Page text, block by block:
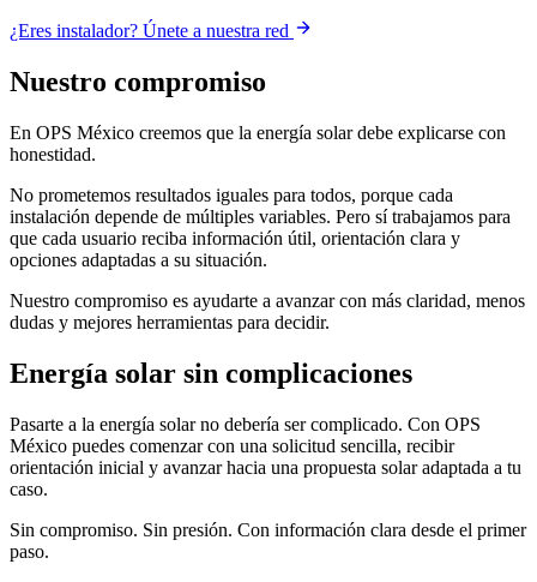
¿Eres instalador? Únete a nuestra red
Nuestro compromiso
En OPS México creemos que la energía solar debe explicarse con
honestidad.
No prometemos resultados iguales para todos, porque cada
instalación depende de múltiples variables. Pero sí trabajamos para
que cada usuario reciba información útil, orientación clara y
opciones adaptadas a su situación.
Nuestro compromiso es ayudarte a avanzar con más claridad, menos
dudas y mejores herramientas para decidir.
Energía solar sin complicaciones
Pasarte a la energía solar no debería ser complicado. Con OPS
México puedes comenzar con una solicitud sencilla, recibir
orientación inicial y avanzar hacia una propuesta solar adaptada a tu
caso.
Sin compromiso. Sin presión. Con información clara desde el primer
paso.